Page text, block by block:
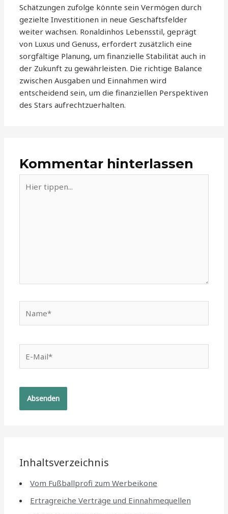
Schätzungen zufolge könnte sein Vermögen durch
gezielte Investitionen in neue Geschäftsfelder
weiter wachsen. Ronaldinhos Lebensstil, geprägt
von Luxus und Genuss, erfordert zusätzlich eine
sorgfältige Planung, um finanzielle Stabilität auch in
der Zukunft zu gewährleisten. Die richtige Balance
zwischen Ausgaben und Einnahmen wird
entscheidend sein, um die finanziellen Perspektiven
des Stars aufrechtzuerhalten.
Kommentar hinterlassen
tippen...
Mail*
Inhaltsverzeichnis
Vom Fußballprofi zum Werbeikone
Ertragreiche Verträge und Einnahmequellen